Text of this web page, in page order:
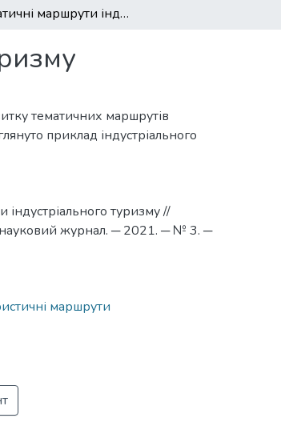
Тематичні маршрути індустріального туризму
тематичних маршрутів
приклад індустріального
туризму //
журнал. ─ 2021. ─ № 3. ─
маршрути